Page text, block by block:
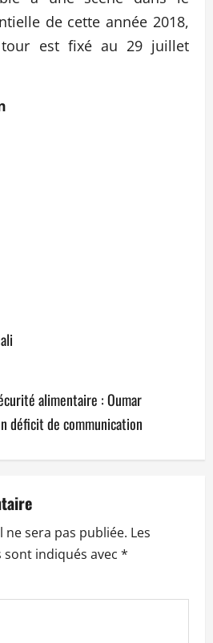
de cette année 2018,
est fixé au 29 juillet
alimentaire : Oumar
déficit de communication
sera pas publiée. Les
indiqués avec *